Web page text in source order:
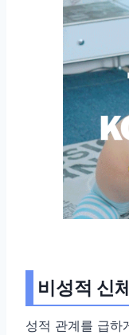
비성적 신
성적 관계를 급하